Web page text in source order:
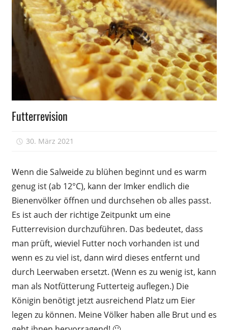
Völkerführung
Futterrevision
30. März 2021
Wenn die Salweide zu blühen beginnt und es warm
genug ist (ab 12°C), kann der Imker endlich die
Bienenvölker öffnen und durchsehen ob alles passt.
Es ist auch der richtige Zeitpunkt um eine
Futterrevision durchzuführen. Das bedeutet, dass
man prüft, wieviel Futter noch vorhanden ist und
wenn es zu viel ist, dann wird dieses entfernt und
durch Leerwaben ersetzt. (Wenn es zu wenig ist, kann
man als Notfütterung Futterteig auflegen.) Die
Königin benötigt jetzt ausreichend Platz um Eier
legen zu können. Meine Völker haben alle Brut und es